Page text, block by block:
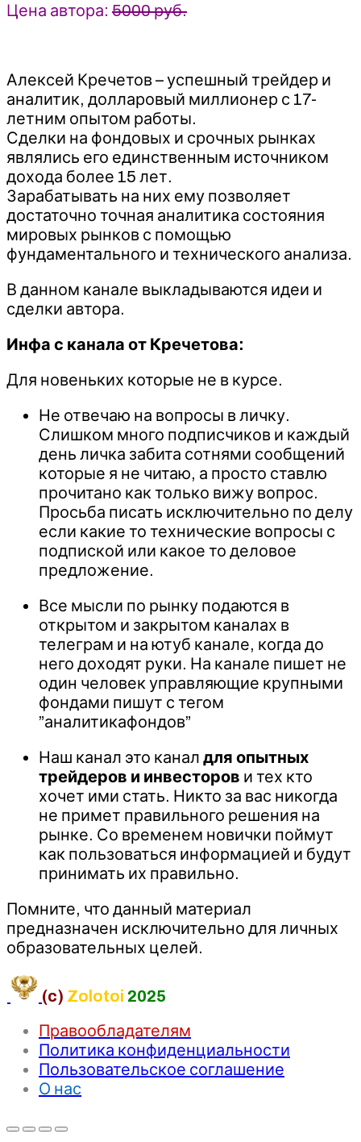
Цена автора: 5000 руб.
Алексей Кречетов – успешный трейдер и
аналитик, долларовый миллионер с 17-
летним опытом работы.
Сделки на фондовых и срочных рынках
являлись его единственным источником
дохода более 15 лет.
Зарабатывать на них ему позволяет
достаточно точная аналитика состояния
мировых рынков с помощью
фундаментального и технического анализа.
В данном канале выкладываются идеи и
сделки автора.
Инфа с канала от Кречетова:
Для новеньких которые не в курсе.
Не отвечаю на вопросы в личку.
Слишком много подписчиков и каждый
день личка забита сотнями сообщений
которые я не читаю, а просто ставлю
прочитано как только вижу вопрос.
Просьба писать исключительно по делу
если какие то технические вопросы с
подпиской или какое то деловое
предложение.
Все мысли по рынку подаются в
открытом и закрытом каналах в
телеграм и на ютуб канале, когда до
него доходят руки. На канале пишет не
один человек управляющие крупными
фондами пишут с тегом
”аналитикафондов”
Наш канал это канал для опытных
трейдеров и инвесторов и тех кто
хочет ими стать. Никто за вас никогда
не примет правильного решения на
рынке. Со временем новички поймут
как пользоваться информацией и будут
принимать их правильно.
Помните, что данный материал
предназначен исключительно для личных
образовательных целей.
(c) Zolotoi 2025
Правообладателям
Политика конфиденциальности
Пользовательское соглашение
О нас